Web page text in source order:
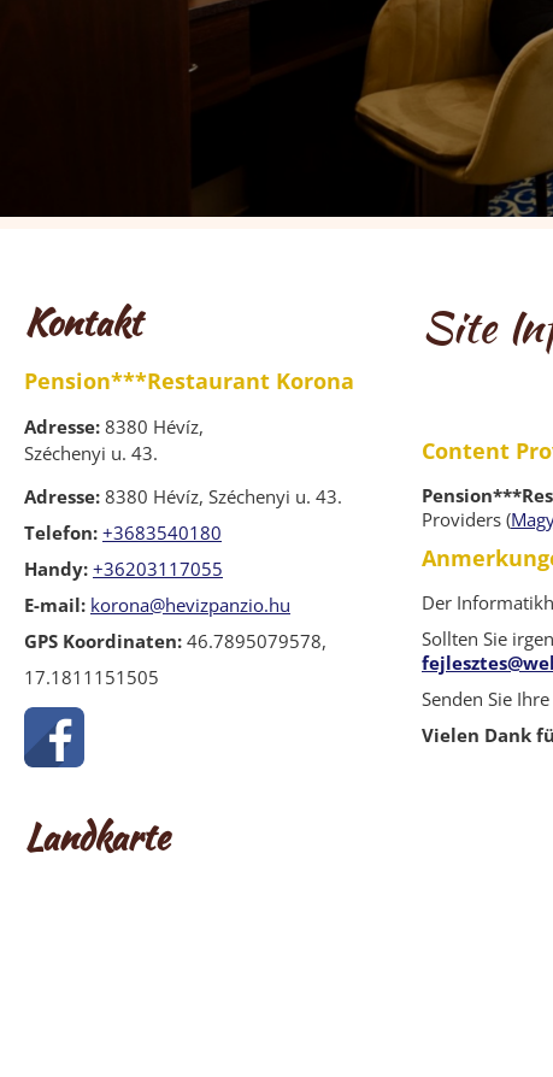
Kontakt
Pension***Restaurant Korona
Adresse: 8380 Hévíz,
Széchenyi u. 43.
Adresse: 8380 Hévíz, Széchenyi u. 43.
Telefon: +3683540180
Handy: +36203117055
E-mail: korona@hevizpanzio.hu
GPS Koordinaten: 46.7895079578,
17.1811151505
Landkarte
Site
Content
Providers (
Der
Sollten Sie
Senden Sie
Vielen Dank